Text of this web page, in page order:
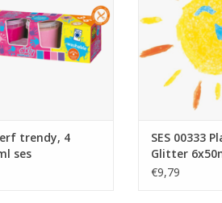
trendy, 4
ses
SES 00333
Glitter
€9,79